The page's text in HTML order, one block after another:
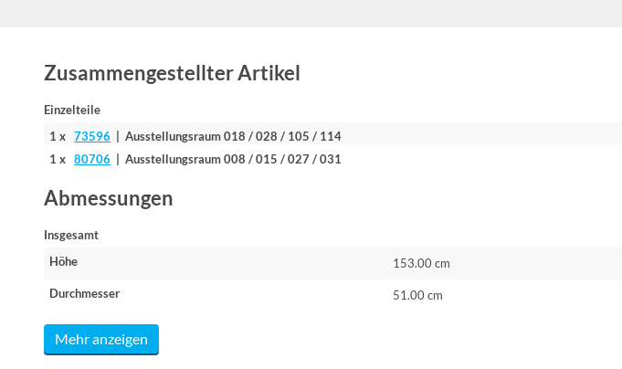
Zusammengestellter Artikel
Einzelteile
1 x73596 | Ausstellungsraum 018 / 028 / 105 / 114
1 x80706 | Ausstellungsraum 008 / 015 / 027 / 031
Abmessungen
Insgesamt
Höhe
153.00 cm
Durchmesser 51.00 cm
Mehr anzeigen